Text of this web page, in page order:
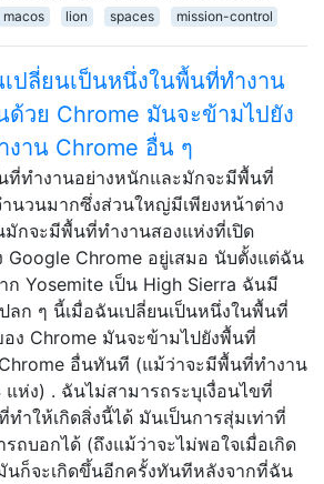
macos lion spaces mission-control
เปลี่ยนเป็นหนึ่งในพื้นที่ทำงาน
ด้วย Chrome มันจะข้ามไปยัง
งาน Chrome อื่น ๆ
ที่ทำงานอย่างหนักและมักจะมีพื้นที่
นวนมากซึ่งส่วนใหญ่มีเพียงหน้าต่าง
มักจะมีพื้นที่ทำงานสองแห่งที่เปิด
Google Chrome อยู่เสมอ นับตั้งแต่ฉัน
ก Yosemite เป็น High Sierra ฉันมี
ก ๆ นี้เมื่อฉันเปลี่ยนเป็นหนึ่งในพื้นที่
ง Chrome มันจะข้ามไปยังพื้นที่
อื่นทันที (แม้ว่าจะมีพื้นที่ทำงาน
ห่ง) . ฉันไม่สามารถระบุเงื่อนไขที่
ำให้เกิดสิ่งนี้ได้ มันเป็นการสุ่มเท่าที่
ถบอกได้ (ถึงแม้ว่าจะไม่พอใจเมื่อเกิด
นก็จะเกิดขึ้นอีกครั้งทันทีหลังจากที่ฉัน